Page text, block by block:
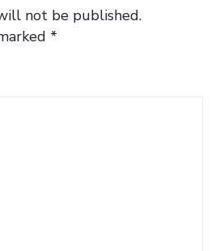
not be published.
*